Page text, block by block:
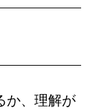
か、理解が